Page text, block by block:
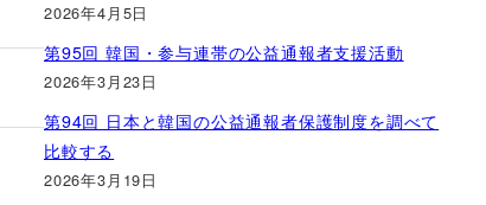
2026年4月5日
第95回 韓国・参与連帯の公益通報者支援活動
2026年3月23日
第94回 日本と韓国の公益通報者保護制度を調べて
比較する
2026年3月19日